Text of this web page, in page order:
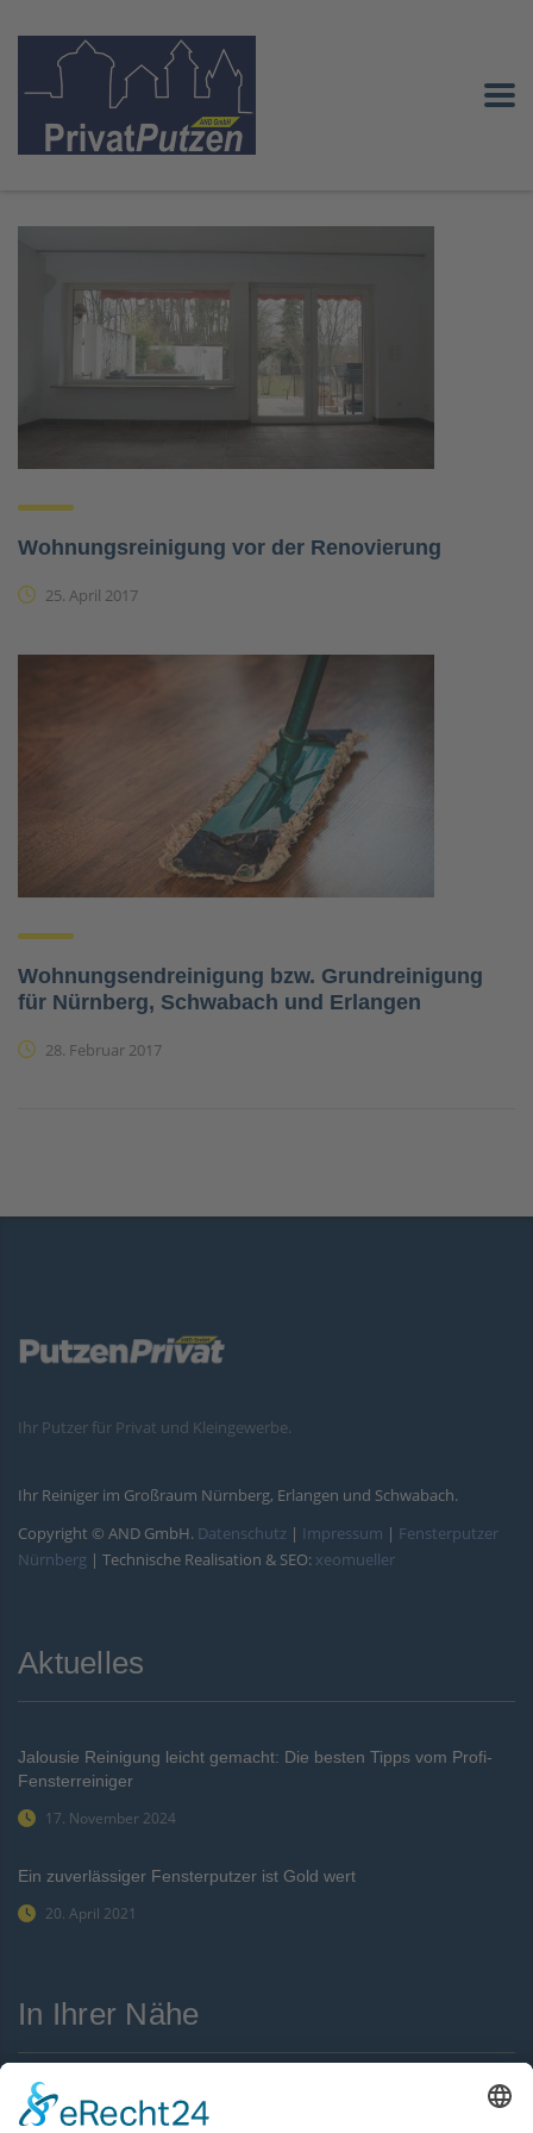
Wohnungsreinigung vor der Renovierung
25. April 2017
Wohnungsendreinigung bzw. Grundreinigung
für Nürnberg, Schwabach und Erlangen
28. Februar 2017
Ihr Putzer für Privat und Kleingewerbe.
Ihr Reiniger im Großraum Nürnberg, Erlangen und Schwabach.
Copyright © AND GmbH. Datenschutz | Impressum | Fensterputzer
Nürnberg | Technische Realisation & SEO: xeomueller
Aktuelles
Jalousie Reinigung leicht gemacht: Die besten Tipps vom Profi-
Fensterreiniger
17. November 2024
Ein zuverlässiger Fensterputzer ist Gold wert
20. April 2021
In Ihrer Nähe
Bamberg